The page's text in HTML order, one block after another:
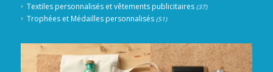
Textiles personnalisés et vêtements publicitaires (37)
Trophées et Médailles personnalisés (51)